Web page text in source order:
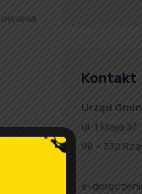
. Kontakt
Urząd
ul. 1 Maja 37
98 – 332
e-